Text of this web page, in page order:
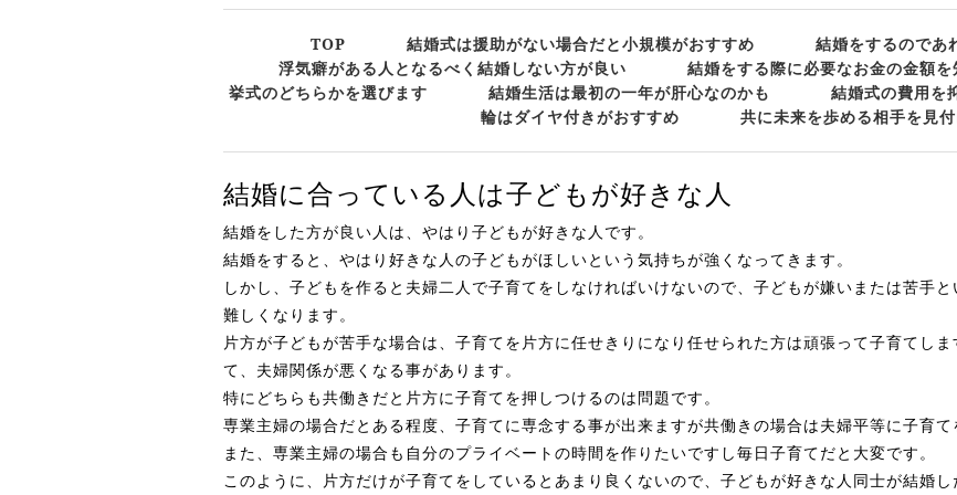
TOP 結婚式は援助がない場合だと小規模がおすすめ
結婚をするのであ
浮気癖がある人となるべく結婚しない方が良い
結婚をする際に必要なお金の金額
挙式のどちらかを選びます
結婚生活は最初の一年が肝心なのかも 結婚式の費用を
輪はダイヤ付きがおすすめ
共に未来を歩める相手を見付
結婚に合っている人は子どもが好きな人
結婚をした方が良い人は、やはり子どもが好きな人です。
結婚をすると、やはり好きな人の子どもがほしいという気持ちが強くなってきます。
しかし、子どもを作ると夫婦二人で子育てをしなければいけないので、子どもが嫌いまたは苦手
難しくなります。
片方が子どもが苦手な場合は、子育てを片方に任せきりになり任せられた方は頑張って子育てし
て、夫婦関係が悪くなる事があります。
特にどちらも共働きだと片方に子育てを押しつけるのは問題です。
専業主婦の場合だとある程度、子育てに専念する事が出来ますが共働きの場合は夫婦平等に子育て
また、専業主婦の場合も自分のプライベートの時間を作りたいですし毎日子育てだと大変です。
このように、片方だけが子育てをしているとあまり良くないので、子どもが好きな人同士が結婚し